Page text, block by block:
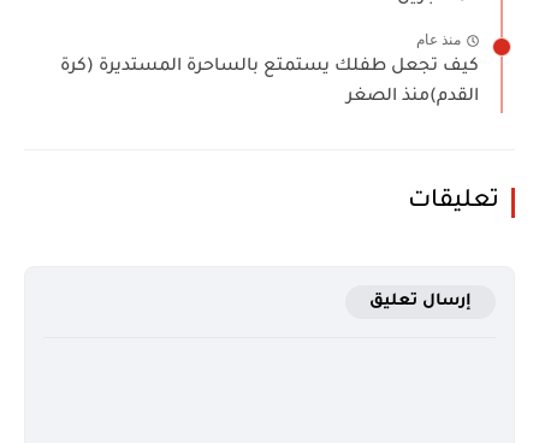
منذ عام
كيف تجعل طفلك يستمتع بالساحرة المستديرة (كرة
القدم)منذ الصغر
تعليقات
إرسال تعليق